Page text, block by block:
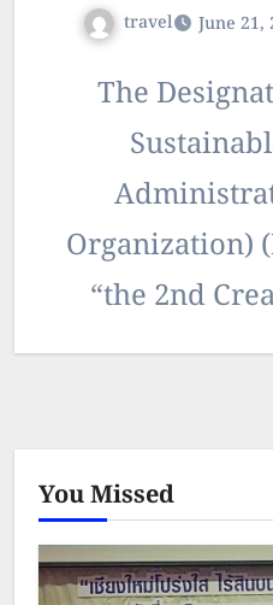
travel June 21,
The
Organization)
“the 2nd
Activity” to
mark of
You Missed